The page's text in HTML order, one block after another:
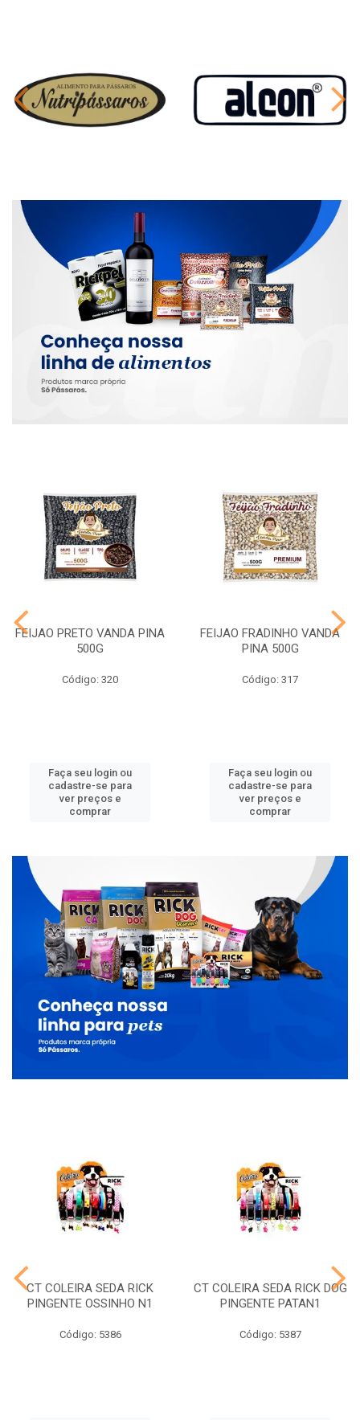
FEIJAO PRETO VANDA PINA
500G
Código: 320
Faça seu login ou
cadastre-se para
ver preços e
comprar
FEIJAO FRADINHO VANDA
PINA 500G
Código: 317
Faça seu login ou
cadastre-se para
ver preços e
comprar
CT COLEIRA SEDA RICK
PINGENTE OSSINHO N1
Código: 5386
CT COLEIRA SEDA RICK DOG
PINGENTE PATAN1
Código: 5387